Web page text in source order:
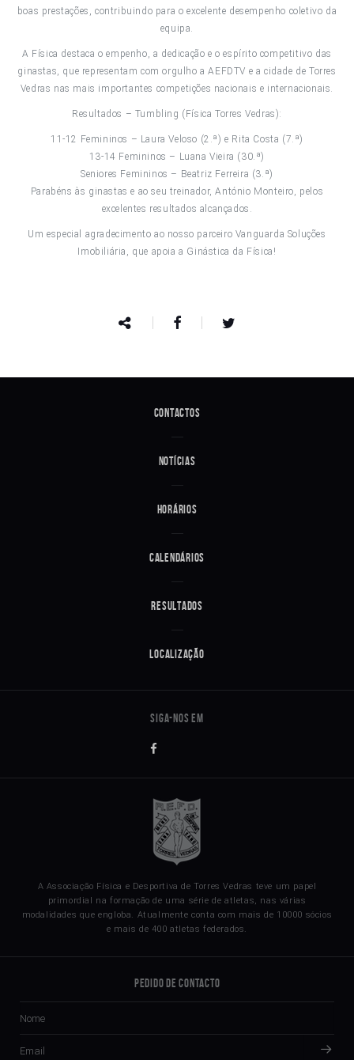
boas prestações, contribuindo para o excelente desempenho coletivo da
equipa.
A Física destaca o empenho, a dedicação e o espírito competitivo das
ginastas, que representam com orgulho a AEFDTV e a cidade de Torres
Vedras nas mais importantes competições nacionais e internacionais.
Resultados – Tumbling (Física Torres Vedras):
11-12 Femininos – Laura Veloso (2.ª) e Rita Costa (7.ª)
13-14 Femininos – Luana Vieira (30.ª)
Seniores Femininos – Beatriz Ferreira (3.ª)
Parabéns às ginastas e ao seu treinador, António Monteiro, pelos
excelentes resultados alcançados.
Um especial agradecimento ao nosso parceiro Vanguarda Soluções
Imobiliária, que apoia a Ginástica da Física!
Contactos
Notícias
Horários
Calendários
Resultados
Localização
A Associação Física e Desportiva de Torres Vedras teve um papel
primordial na formação de uma série de atletas, nas várias
modalidades que engloba. Atualmente conta com mais de 10000 sócios
e mais de 400 atletas federados.
Pedido de Contacto